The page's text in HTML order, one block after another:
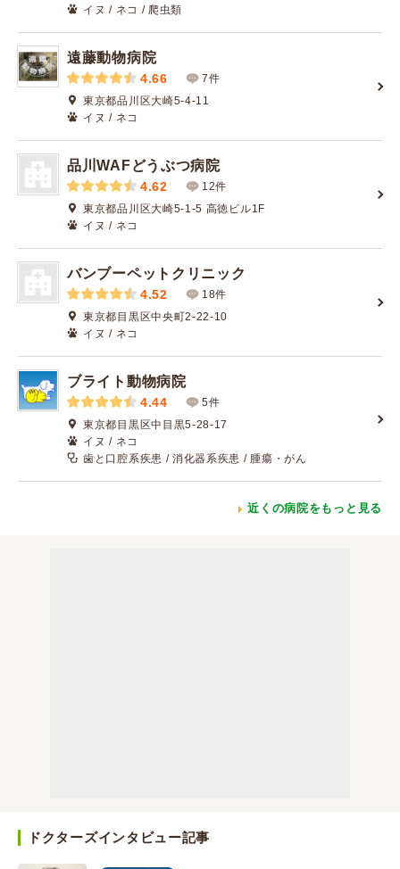
イヌ / ネコ / 爬虫類
遠藤動物病院
4.66
7件
東京都品川区大崎5-4-11
イヌ / ネコ
品川WAFどうぶつ病院
4.62
12件
東京都品川区大崎5-1-5 高徳ビル1F
イヌ / ネコ
バンブーペットクリニック
4.52
18件
東京都目黒区中央町2-22-10
イヌ / ネコ
ブライト動物病院
4.44
5件
東京都目黒区中目黒5-28-17
イヌ / ネコ
歯と口腔系疾患 / 消化器系疾患 / 腫瘍・がん
近くの病院をもっと見る
ドクターズインタビュー記事